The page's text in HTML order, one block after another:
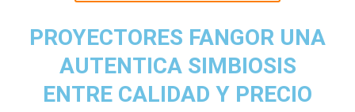
PROYECTORES FANGOR UNA
AUTENTICA SIMBIOSIS
ENTRE CALIDAD Y PRECIO